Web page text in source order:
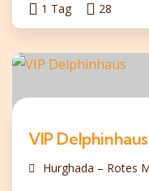
1 Tag 28
VIP Delphinhaus
Hurghada – Rotes